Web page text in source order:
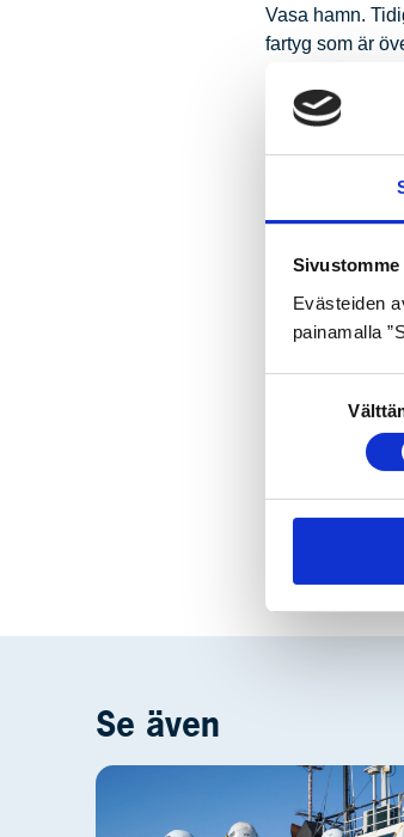
Evästeiden
painamalla
Vasa hamn.
fartyg som är
bland annat
Vasa stads
–”Projektet
Projektets
miljoner euro.
Tillbaka till
Se även